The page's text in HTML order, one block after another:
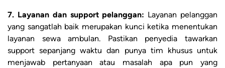
7. Layanan dan support pelanggan: Layanan pelanggan
yang sangatlah baik merupakan kunci ketika menentukan
layanan sewa ambulan. Pastikan penyedia tawarkan
support sepanjang waktu dan punya tim khusus untuk
menjawab pertanyaan atau masalah apa pun yang